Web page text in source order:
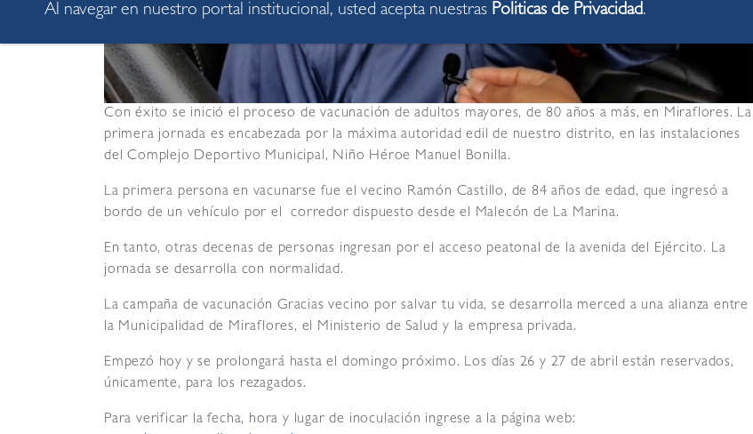
Con éxito se inició el proceso de vacunación de adultos mayores, de 80 años a más, en Miraflores. La
primera jornada es encabezada por la máxima autoridad edil de nuestro distrito, en las instalaciones
del Complejo Deportivo Municipal, Niño Héroe Manuel Bonilla.
La primera persona en vacunarse fue el vecino Ramón Castillo, de 84 años de edad, que ingresó a
bordo de un vehículo por el corredor dispuesto desde el Malecón de La Marina.
En tanto, otras decenas de personas ingresan por el acceso peatonal de la avenida del Ejército. La
jornada se desarrolla con normalidad.
La campaña de vacunación Gracias vecino por salvar tu vida, se desarrolla merced a una alianza entre
la Municipalidad de Miraflores, el Ministerio de Salud y la empresa privada.
Empezó hoy y se prolongará hasta el domingo próximo. Los días 26 y 27 de abril están reservados,
únicamente, para los rezagados.
Para verificar la fecha, hora y lugar de inoculación ingrese a la página web:
Al navegar en nuestro portal institucional, usted acepta nuestras Politicas de Privacidad.